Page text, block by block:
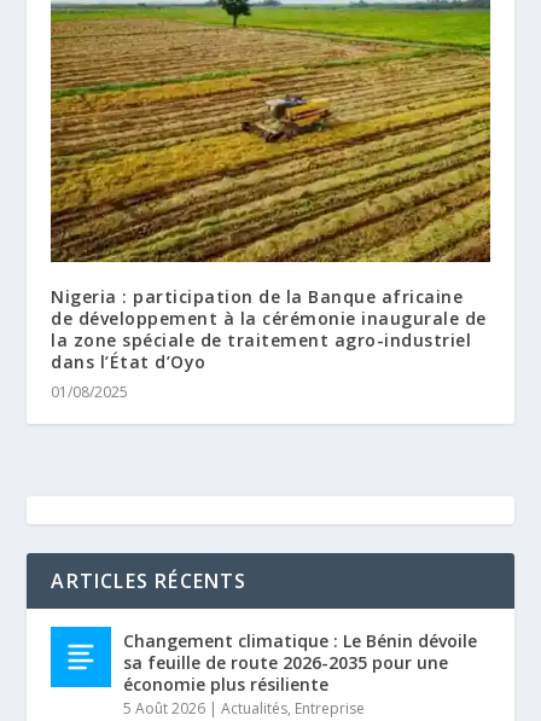
Nigeria : participation de la Banque africaine
de développement à la cérémonie inaugurale de
la zone spéciale de traitement agro-industriel
dans l’État d’Oyo
01/08/2025
ARTICLES RÉCENTS
Changement climatique : Le Bénin dévoile
sa feuille de route 2026-2035 pour une
économie plus résiliente
5 Août 2026 |Actualités, Entreprise